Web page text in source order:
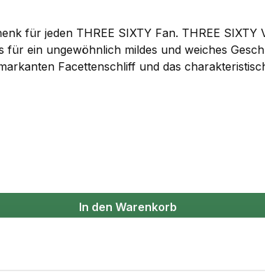
für jeden THREE SIXTY Fan. THREE
für ein ungewöhnlich mildes und weiches
Facettenschliff und das
passende Pumpe zu bestellen! Höhe der
In den Warenkorb